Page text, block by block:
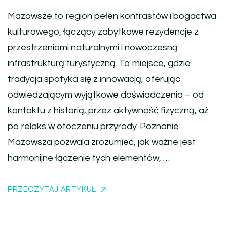
Mazowsze to region pełen kontrastów i bogactwa
kulturowego, łączący zabytkowe rezydencje z
przestrzeniami naturalnymi i nowoczesną
infrastrukturą turystyczną. To miejsce, gdzie
tradycja spotyka się z innowacją, oferując
odwiedzającym wyjątkowe doświadczenia – od
kontaktu z historią, przez aktywność fizyczną, aż
po relaks w otoczeniu przyrody. Poznanie
Mazowsza pozwala zrozumieć, jak ważne jest
harmonijne łączenie tych elementów, …
PRZECZYTAJ ARTYKUŁ